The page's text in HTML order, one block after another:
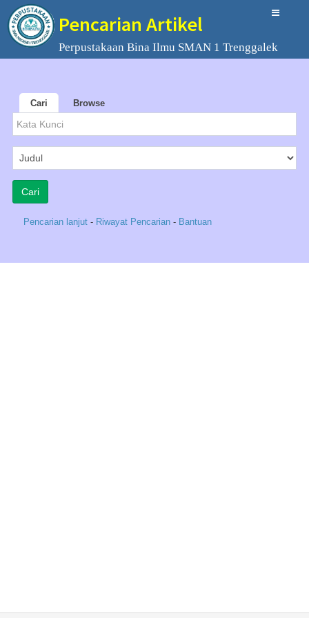
Pencarian Artikel
Perpustakaan Bina Ilmu SMAN 1 Trenggalek
Cari Browse
Pencarian lanjut - Riwayat Pencarian - Bantuan